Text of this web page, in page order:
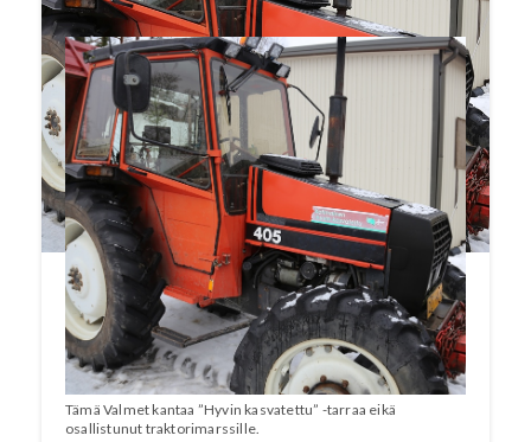
Tämä Valmet kantaa ”Hyvin kasvatettu” -tarraa eikä
osallistunut traktorimarssille.